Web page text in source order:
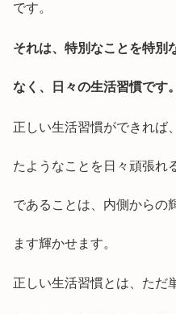
です。
それは、特別なことを特別
なく、日々の生活習慣です。
正しい生活習慣ができれば
たようなことを日々頑張れ
であることは、内側からの
ます輝かせます。
正しい生活習慣とは、ただ